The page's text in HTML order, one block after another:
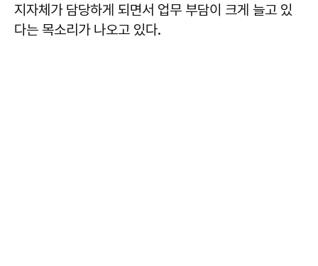
지자체가 담당하게 되면서 업무 부담이 크게 늘고 있
다는 목소리가 나오고 있다.